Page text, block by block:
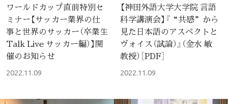
ワールドカップ直前特別セ
ミナー【サッカー業界の仕
事と世界のサッカー（卒業生
Talk Live サッカー編）】開
催のお知らせ
2022.11.09
【神田外語大学大学院 言語
科学講演会】『“共感”から
見た日本語のアスペクトと
ヴォイス（試論）』（金水 敏
教授）［PDF］
2022.11.09